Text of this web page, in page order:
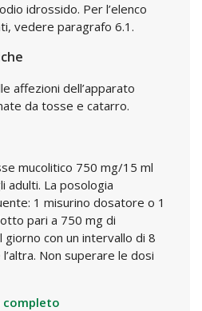
idrossido. Per l’elenco
vedere paragrafo 6.1.
affezioni dell’apparato
da tosse e catarro.
mucolitico 750 mg/15 ml
adulti. La posologia
1 misurino dosatore o 1
pari a 750 mg di
con un intervallo di 8
Non superare le dosi
completo